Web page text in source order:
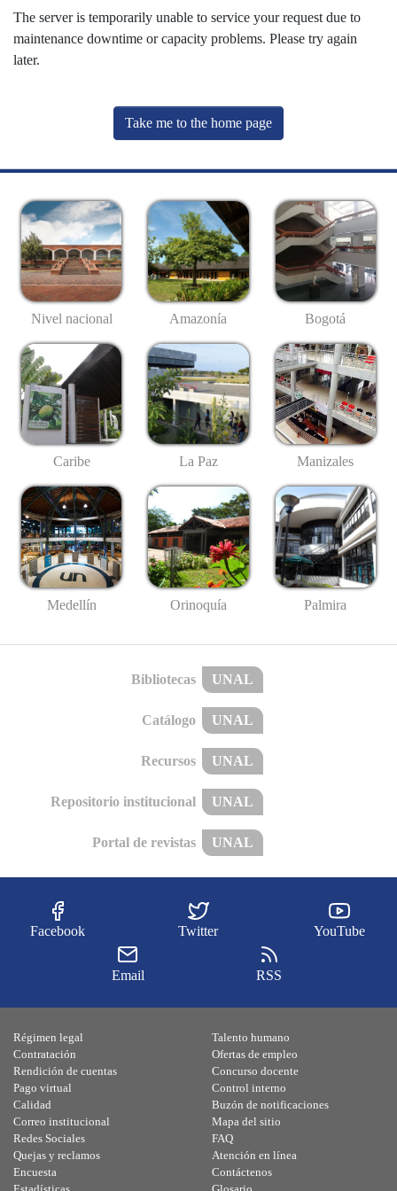
The server is temporarily unable to service your request due to
maintenance downtime or capacity problems. Please try again
later.
Take me to the home page
Nivel nacional Amazonía Bogotá
Caribe La Paz Manizales
Medellín Orinoquía Palmira
Bibliotecas UNAL
Catálogo UNAL
Recursos UNAL
Repositorio institucional UNAL
Portal de revistas UNAL
Facebook Twitter YouTube
Email RSS
Régimen legal
Contratación
Rendición de cuentas
Pago virtual
Calidad
Talento humano
Ofertas de empleo
Concurso docente
Control interno
Buzón de notificaciones
Correo institucional
Redes Sociales
Quejas y reclamos
Encuesta
Mapa del sitio
FAQ
Atención en línea
Contáctenos